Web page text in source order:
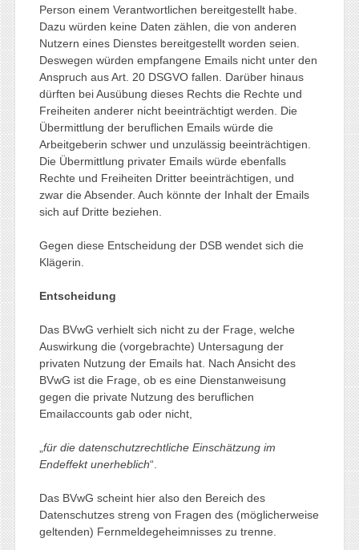
Person einem Verantwortlichen bereitgestellt habe.
Dazu würden keine Daten zählen, die von anderen
Nutzern eines Dienstes bereitgestellt worden seien.
Deswegen würden empfangene Emails nicht unter den
Anspruch aus Art. 20 DSGVO fallen. Darüber hinaus
dürften bei Ausübung dieses Rechts die Rechte und
Freiheiten anderer nicht beeinträchtigt werden. Die
Übermittlung der beruflichen Emails würde die
Arbeitgeberin schwer und unzulässig beeinträchtigen.
Die Übermittlung privater Emails würde ebenfalls
Rechte und Freiheiten Dritter beeinträchtigen, und
zwar die Absender. Auch könnte der Inhalt der Emails
sich auf Dritte beziehen.
Gegen diese Entscheidung der DSB wendet sich die
Klägerin.
Entscheidung
Das BVwG verhielt sich nicht zu der Frage, welche
Auswirkung die (vorgebrachte) Untersagung der
privaten Nutzung der Emails hat. Nach Ansicht des
BVwG ist die Frage, ob es eine Dienstanweisung
gegen die private Nutzung des beruflichen
Emailaccounts gab oder nicht,
für die datenschutzrechtliche Einschätzung im
Endeffekt unerheblich“.
Das BVwG scheint hier also den Bereich des
Datenschutzes streng von Fragen des (möglicherweise
geltenden) Fernmeldegeheimnisses zu trenne.